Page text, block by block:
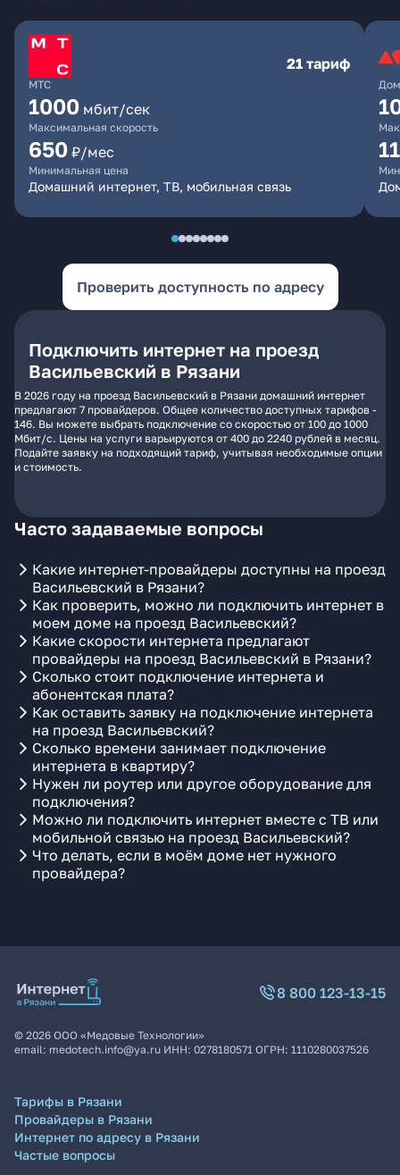
МТС
21 тариф
1000 мбит/сек
Максимальная скорость
650 ₽/мес
Минимальная цена
Домашний интернет, ТВ, мобильная связь
Проверить доступность по адресу
Подключить интернет на проезд
Васильевский в Рязани
В 2026 году на проезд Васильевский в Рязани домашний интернет
предлагают 7 провайдеров. Общее количество доступных тарифов -
146. Вы можете выбрать подключение со скоростью от 100 до 1000
Мбит/с. Цены на услуги варьируются от 400 до 2240 рублей в месяц.
Подайте заявку на подходящий тариф, учитывая необходимые опции
и стоимость.
Часто задаваемые вопросы
Какие интернет-провайдеры доступны на проезд
Васильевский в Рязани?
Как проверить, можно ли подключить интернет в
моем доме на проезд Васильевский?
Какие скорости интернета предлагают
провайдеры на проезд Васильевский в Рязани?
Сколько стоит подключение интернета и
абонентская плата?
Как оставить заявку на подключение интернета
на проезд Васильевский?
Сколько времени занимает подключение
интернета в квартиру?
Нужен ли роутер или другое оборудование для
подключения?
Можно ли подключить интернет вместе с ТВ или
мобильной связью на проезд Васильевский?
Что делать, если в моём доме нет нужного
провайдера?
8 800 123-13-15
© 2026 ООО «Медовые Технологии»
email: medotech.info@ya.ru ИНН: 0278180571 ОГРН: 1110280037526
Тарифы в Рязани
Провайдеры в Рязани
Интернет по адресу в Рязани
Частые вопросы